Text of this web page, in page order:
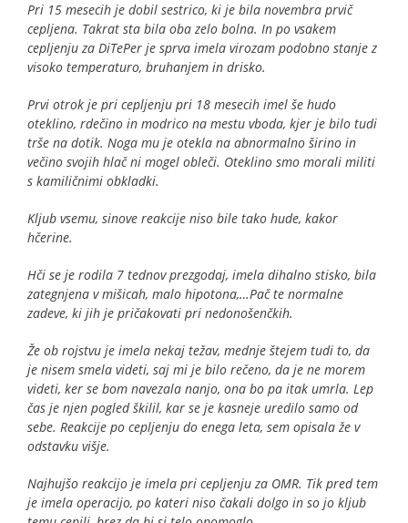
Pri 15 mesecih je dobil sestrico, ki je bila novembra prvič
cepljena. Takrat sta bila oba zelo bolna. In po vsakem
cepljenju za DiTePer je sprva imela virozam podobno stanje z
visoko temperaturo, bruhanjem in drisko.
Prvi otrok je pri cepljenju pri 18 mesecih imel še hudo
oteklino, rdečino in modrico na mestu vboda, kjer je bilo tudi
trše na dotik. Noga mu je otekla na abnormalno širino in
večino svojih hlač ni mogel obleči. Oteklino smo morali militi
s kamiličnimi obkladki.
Kljub vsemu, sinove reakcije niso bile tako hude, kakor
hčerine.
Hči se je rodila 7 tednov prezgodaj, imela dihalno stisko, bila
zategnjena v mišicah, malo hipotona,…Pač te normalne
zadeve, ki jih je pričakovati pri nedonošenčkih.
Že ob rojstvu je imela nekaj težav, mednje štejem tudi to, da
je nisem smela videti, saj mi je bilo rečeno, da je ne morem
videti, ker se bom navezala nanjo, ona bo pa itak umrla. Lep
čas je njen pogled škilil, kar se je kasneje uredilo samo od
sebe. Reakcije po cepljenju do enega leta, sem opisala že v
odstavku višje.
Najhujšo reakcijo je imela pri cepljenju za OMR. Tik pred tem
je imela operacijo, po kateri niso čakali dolgo in so jo kljub